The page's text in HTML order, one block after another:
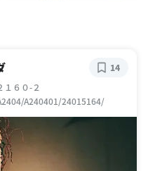
１６０-２
A240401/24015164/
14